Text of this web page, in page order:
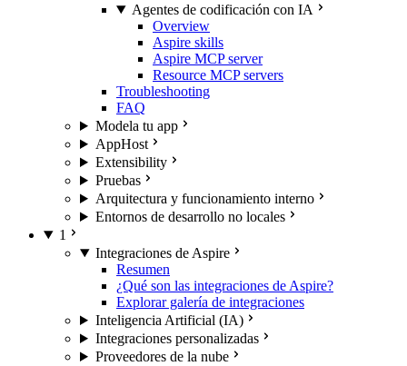
Agentes de codificación con IA
Overview
Aspire skills
Aspire MCP server
Resource MCP servers
Troubleshooting
FAQ
Modela tu app
AppHost
Extensibility
Pruebas
Arquitectura y funcionamiento interno
Entornos de desarrollo no locales
1
Integraciones de Aspire
Resumen
¿Qué son las integraciones de Aspire?
Explorar galería de integraciones
Inteligencia Artificial (IA)
Integraciones personalizadas
Proveedores de la nube